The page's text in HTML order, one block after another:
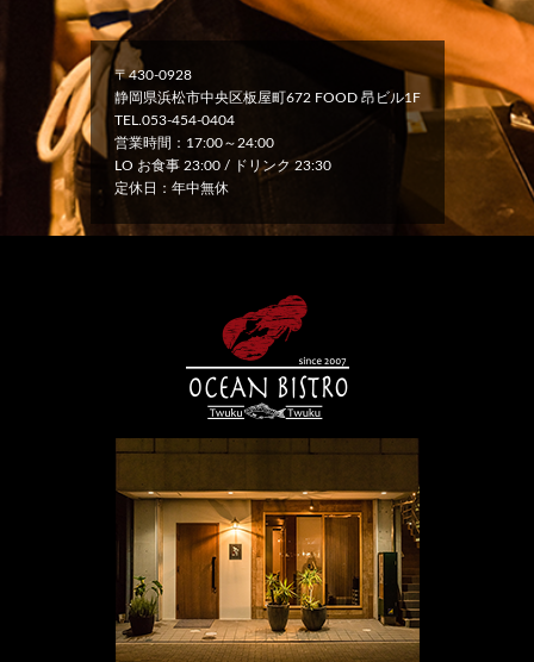
〒430-0928
静岡県浜松市中央区板屋町672 FOOD 昂ビル1F
TEL.053-454-0404
営業時間：17:00～24:00
LO お食事 23:00 / ドリンク 23:30
定休日：年中無休